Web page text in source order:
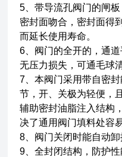
5、带导流孔阀门的闸
密封面吻合，密封面得
而延长使用寿命。
6、阀门的全开的，通
无压力损失，可通毛球
7、本阀门采用带自密
节，开、关极为轻便，
辅助密封油脂注入结构
决了通用阀门填料处容
8、阀门关闭时能自动
9、全封闭结构，防护性